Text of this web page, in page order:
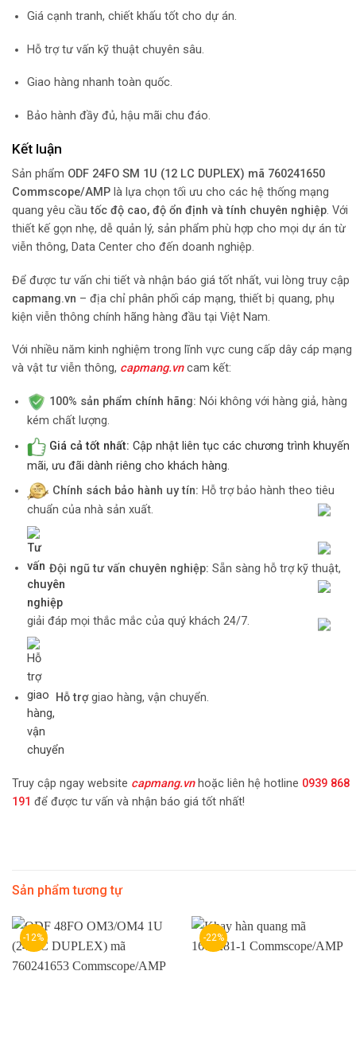
Giá cạnh tranh, chiết khấu tốt cho dự án.
Hỗ trợ tư vấn kỹ thuật chuyên sâu.
Giao hàng nhanh toàn quốc.
Bảo hành đầy đủ, hậu mãi chu đáo.
Kết luận
Sản phẩm ODF 24FO SM 1U (12 LC DUPLEX) mã 760241650
Commscope/AMP là lựa chọn tối ưu cho các hệ thống mạng
quang yêu cầutốc độ cao, độ ổn định và tính chuyên nghiệp. Với
thiết kế gọn nhẹ, dễ quản lý, sản phẩm phù hợp cho mọi dự án từ
viễn thông, Data Center cho đến doanh nghiệp.
Để được tư vấn chi tiết và nhận báo giá tốt nhất, vui lòng truy cập
capmang.vn – địa chỉ phân phối cáp mạng, thiết bị quang, phụ
kiện viễn thông chính hãng hàng đầu tại Việt Nam.
Với nhiều năm kinh nghiệm trong lĩnh vực cung cấp dây cáp mạng
và vật tư viễn thông, capmang.vncam kết:
100% sản phẩm chính hãng: Nói không với hàng giả, hàng
kém chất lượng.
Giá cả tốt nhất: Cập nhật liên tục các chương trình khuyến
mãi, ưu đãi dành riêng cho khách hàng.
Chính sách bảo hành uy tín: Hỗ trợ bảo hành theo tiêu
chuẩn của nhà sản xuất.
Đội ngũ tư vấn chuyên nghiệp: Sẵn sàng hỗ trợ kỹ thuật,
giải đáp mọi thắc mắc của quý khách 24/7.
Hỗ trợgiao hàng, vận chuyển.
Truy cập ngay website capmang.vnhoặc liên hệ hotline 0939 868
191 để được tư vấn và nhận báo giá tốt nhất!
Sản phẩm tương tự
-12% -22%